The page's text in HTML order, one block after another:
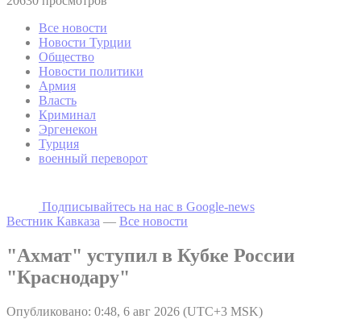
Все новости
Новости Турции
Общество
Новости политики
Армия
Власть
Криминал
Эргенекон
Турция
военный переворот
Подписывайтесь на наc в Google-news
Вестник Кавказа — Все новости
"Ахмат" уступил в Кубке России
"Краснодару"
Опубликовано: 0:48, 6 авг 2026 (UTC+3 MSK)